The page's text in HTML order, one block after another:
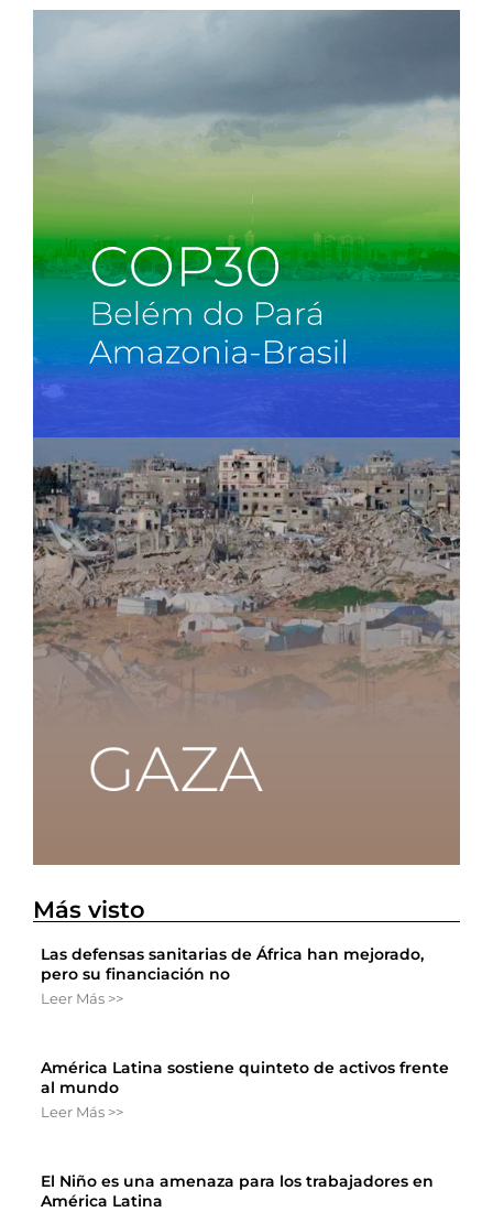
Más visto
Las defensas sanitarias de África han mejorado,
pero su financiación no
Leer Más >>
América Latina sostiene quinteto de activos frente
al mundo
Leer Más >>
El Niño es una amenaza para los trabajadores en
América Latina